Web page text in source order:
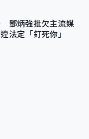
鄧炳強批欠主流媒
法定「釘死你」